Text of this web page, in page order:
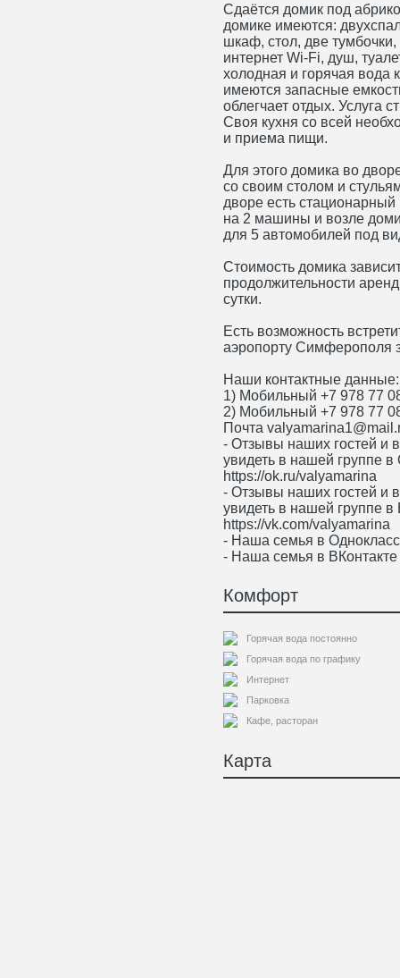
Сдаётся домик под
домике имеются:
шкаф, стол, две
интернет Wi-Fi, душ,
холодная и горячая вода
имеются запасные
облегчает отдых. Услуга
Своя кухня со всей
и приема пищи.
Для этого домика во
со своим столом и
дворе есть
на 2 машины и возле
для 5 автомобилей под
Стоимость домика
продолжительности
сутки.
Есть возможность
аэропорту Симферополя
Наши контактные данные:
1) Мобильный +7 978 77
2) Мобильный +7 978 77
Почта
- Отзывы наших гостей и
увидеть в нашей группе в
https://ok.ru/valyamarina
- Отзывы наших гостей и
увидеть в нашей группе в
https://vk.com/valyamarina
- Наша семья в
- Наша семья в
Комфорт
Горячая вода постоянно
Горячая вода по графику
Интернет
Парковка
Кафе, расторан
Карта